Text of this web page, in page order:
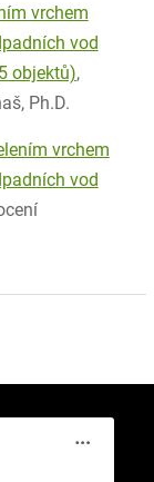
vrchem
vod
objektů),
Ph.D.
vrchem
vod